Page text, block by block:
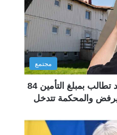
مجتمع
مستأجرة في السويد تطالب بمبلغ التأمين 84
والمحكمة تتدخل